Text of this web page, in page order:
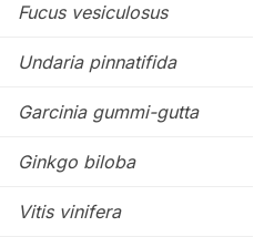
Fucus vesiculosus
Undaria pinnatifida
Garcinia gummi-gutta
Ginkgo biloba
Vitis vinifera